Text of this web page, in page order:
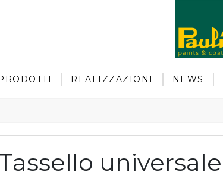
REALIZZAZIONI NEWS
Tassello